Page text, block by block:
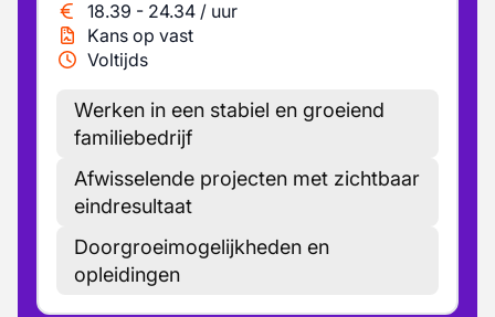
18.39 - 24.34 / uur
Kans op vast
Voltijds
Werken in een stabiel en groeiend
familiebedrijf
Afwisselende projecten met zichtbaar
eindresultaat
Doorgroeimogelijkheden en
opleidingen